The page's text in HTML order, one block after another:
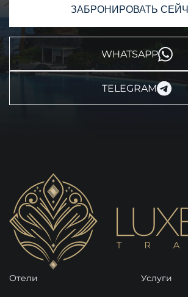
ЗАБРОНИРОВАТЬ
WHATSAPP
TELEGRAM
Отели Услуги